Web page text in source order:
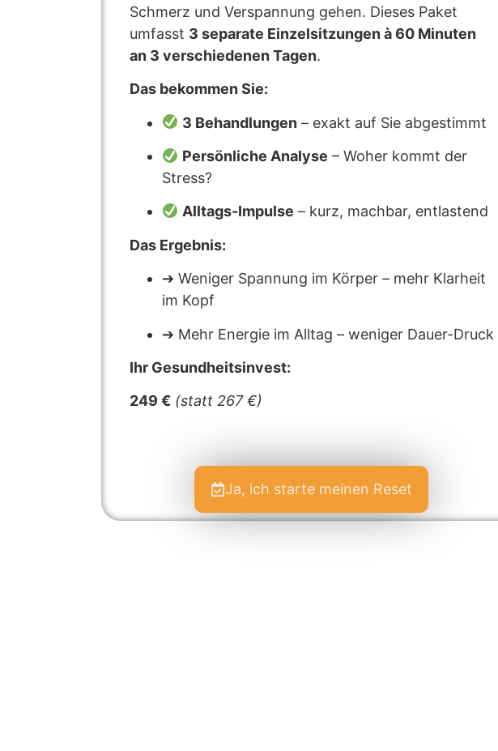
Schmerz und Verspannung gehen. Dieses Paket
umfasst 3 separate Einzelsitzungen à 60 Minuten
an 3 verschiedenen Tagen.
Das bekommen Sie:
3 Behandlungen – exakt auf Sie abgestimmt
Persönliche Analyse – Woher kommt der
Stress?
Alltags-Impulse – kurz, machbar, entlastend
Das Ergebnis:
➔ Weniger Spannung im Körper – mehr Klarheit
im Kopf
➔ Mehr Energie im Alltag – weniger Dauer-Druck
Ihr Gesundheitsinvest:
249 € (statt 267 €)
Ja, ich starte meinen Reset